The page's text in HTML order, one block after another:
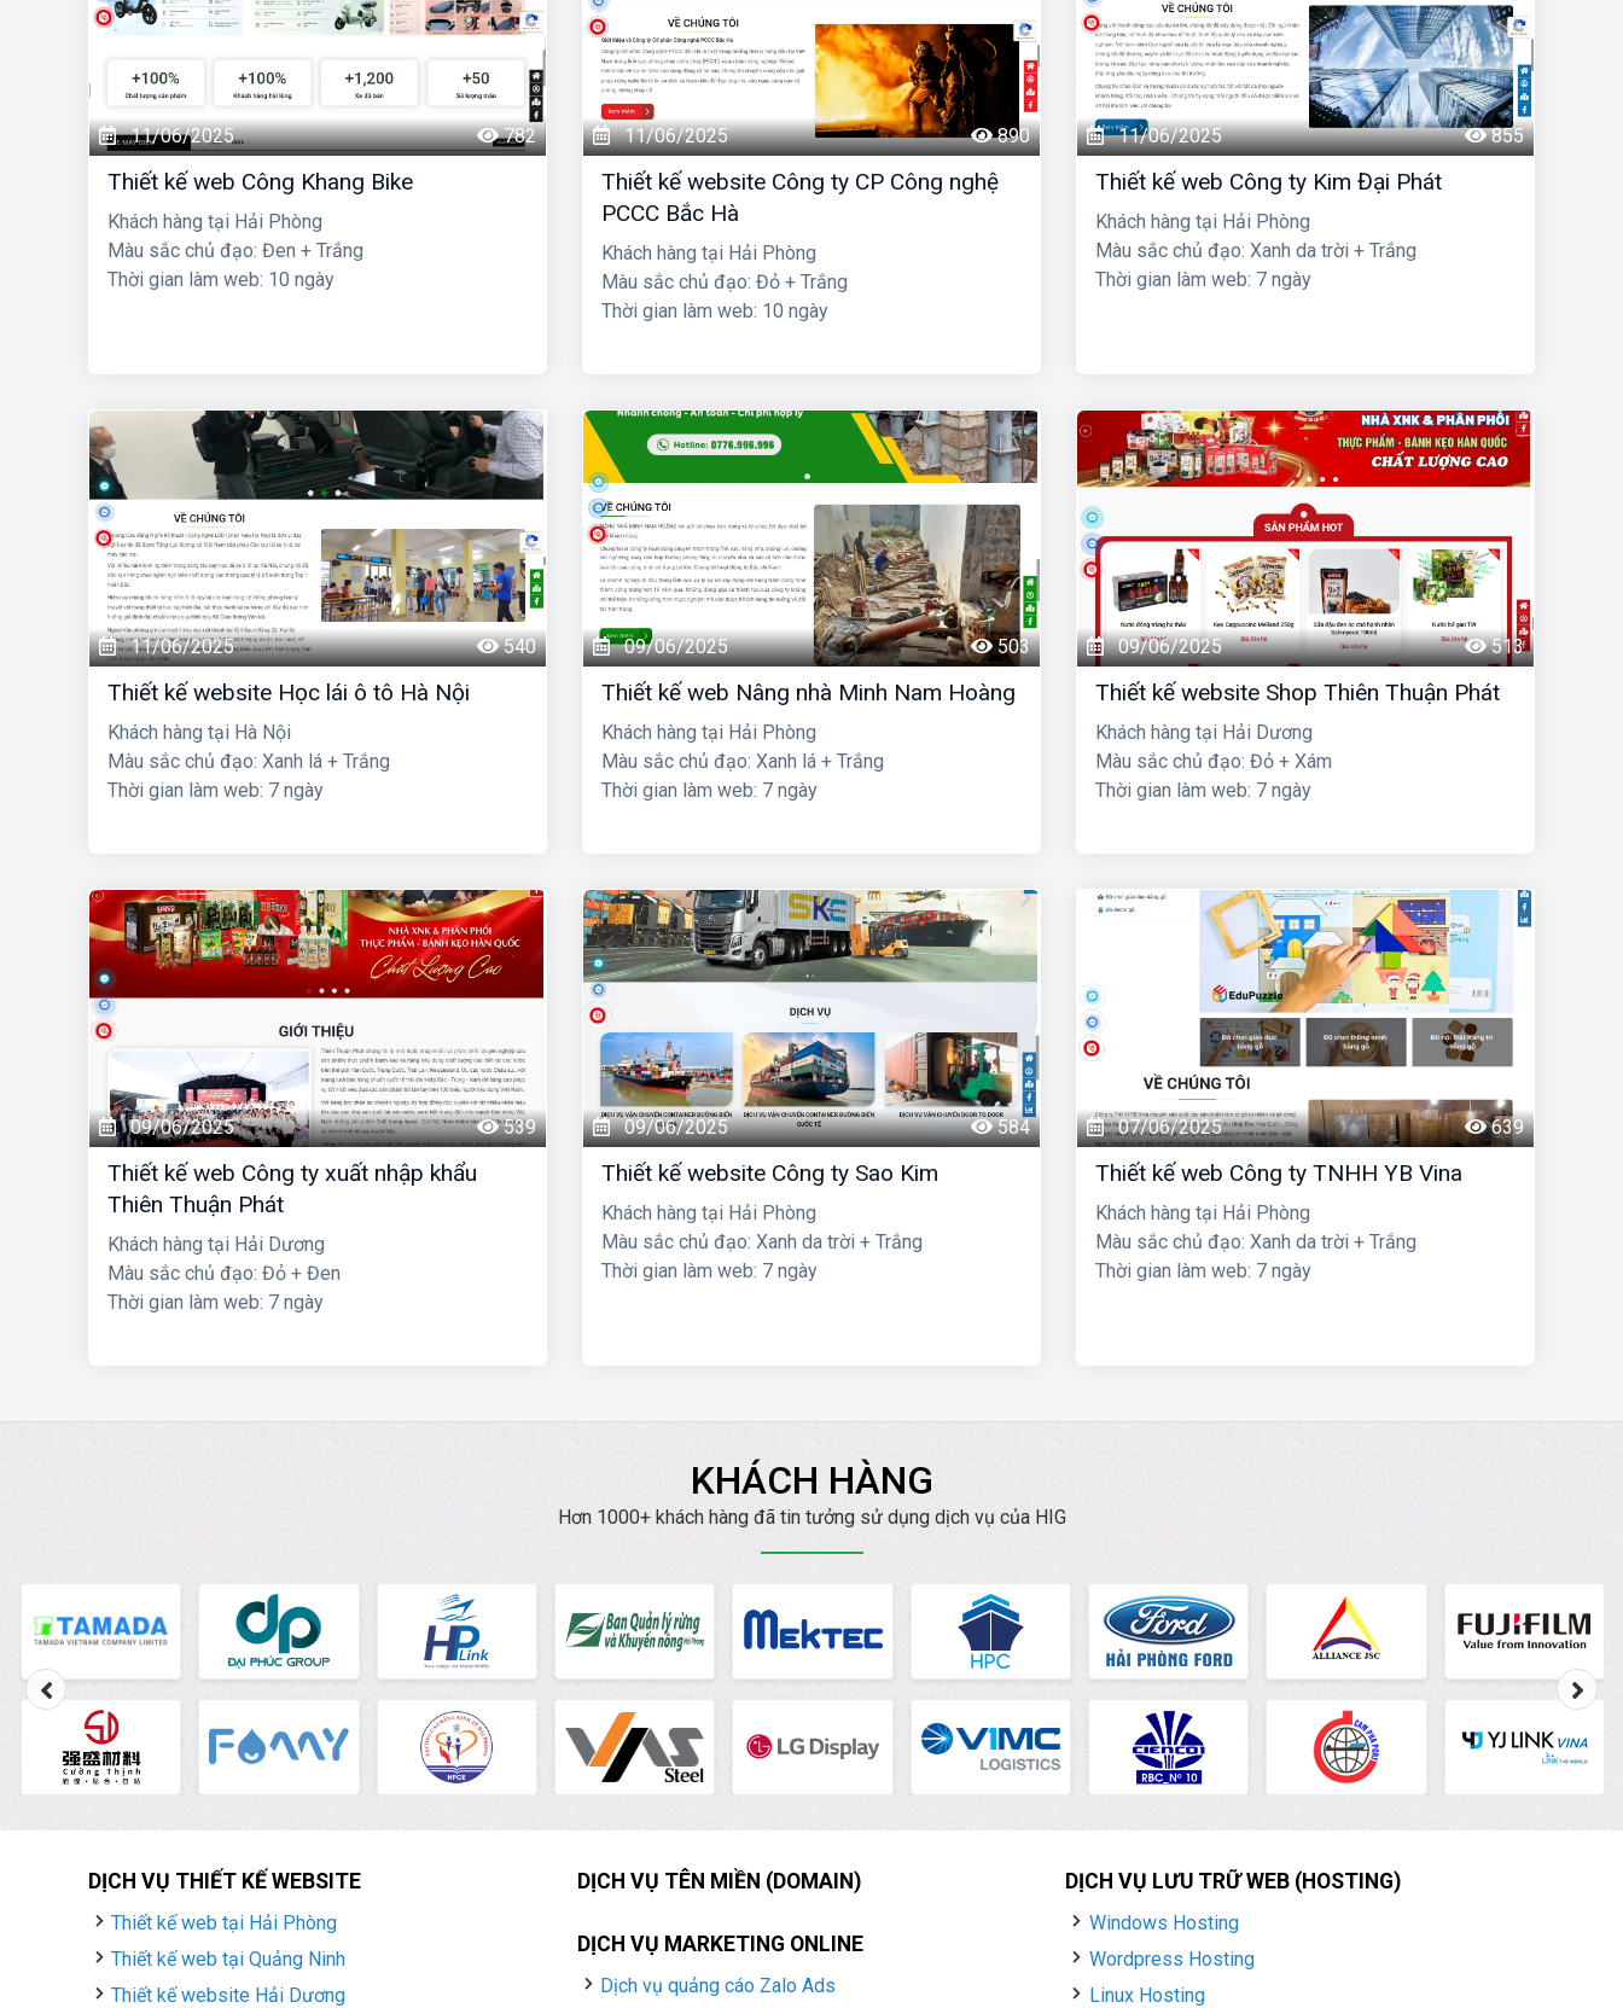
11/06/2025 782
Thiết kế web Công Khang Bike
Khách hàng tại Hải Phòng
Màu sắc chủ đạo: Đen + Trắng
Thời gian làm web: 10 ngày
11/06/2025 890
Thiết kế website Công ty CP Công nghệ
PCCC Bắc Hà
Khách hàng tại Hải Phòng
Màu sắc chủ đạo: Đỏ + Trắng
Thời gian làm web: 10 ngày
11/06/2025 855
Thiết kế web Công ty Kim Đại Phát
Khách hàng tại Hải Phòng
Màu sắc chủ đạo: Xanh da trời + Trắng
Thời gian làm web: 7 ngày
11/06/2025 540
Thiết kế website Học lái ô tô Hà Nội
Khách hàng tại Hà Nội
Màu sắc chủ đạo: Xanh lá + Trắng
Thời gian làm web: 7 ngày
09/06/2025 503
Thiết kế web Nâng nhà Minh Nam Hoàng
Khách hàng tại Hải Phòng
Màu sắc chủ đạo: Xanh lá + Trắng
Thời gian làm web: 7 ngày
09/06/2025 513
Thiết kế website Shop Thiên Thuận Phát
Khách hàng tại Hải Dương
Màu sắc chủ đạo: Đỏ + Xám
Thời gian làm web: 7 ngày
09/06/2025 539
Thiết kế web Công ty xuất nhập khẩu
Thiên Thuận Phát
Khách hàng tại Hải Dương
Màu sắc chủ đạo: Đỏ + Đen
Thời gian làm web: 7 ngày
09/06/2025 584
Thiết kế website Công ty Sao Kim
Khách hàng tại Hải Phòng
Màu sắc chủ đạo: Xanh da trời + Trắng
Thời gian làm web: 7 ngày
07/06/2025 639
Thiết kế web Công ty TNHH YB Vina
Khách hàng tại Hải Phòng
Màu sắc chủ đạo: Xanh da trời + Trắng
Thời gian làm web: 7 ngày
KHÁCH HÀNG
Hơn 1000+ khách hàng đã tin tưởng sử dụng dịch vụ của HIG
DỊCH VỤ THIẾT KẾ WEBSITE
Thiết kế web tại Hải Phòng
Thiết kế web tại Quảng Ninh
Thiết kế website Hải Dương
DỊCH VỤ TÊN MIỀN (DOMAIN)
DỊCH VỤ MARKETING ONLINE
Dịch vụ quảng cáo Zalo Ads
DỊCH VỤ LƯU TRỮ WEB (HOSTING)
Windows Hosting
Wordpress Hosting
Linux Hosting